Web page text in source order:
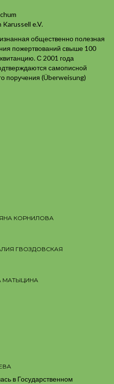
e.V.
общественно полезная
пожертвований свыше 100
С 2001 года
самописной
поручения (Überweisung)
КОРНИЛОВА
ГВОЗДОВСКАЯ
МАТЫЦИНА
в Государственном